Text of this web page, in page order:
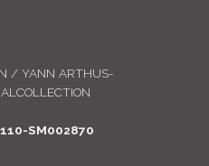
/ YANN ARTHUS-
SM002870